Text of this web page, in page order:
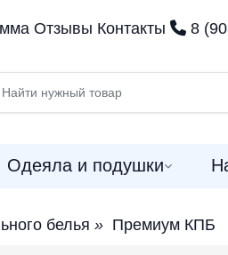
Отзывы Контакты 8
Одеяла и подушки
белья » Премиум КПБ